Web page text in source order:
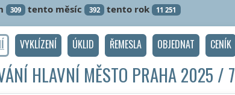
309 tento měsíc 392 tento rok 11 251
VYKLÍZENÍ ÚKLID ŘEMESLA OBJEDNAT CENÍK
HLAVNÍ MĚSTO PRAHA2025 / 7